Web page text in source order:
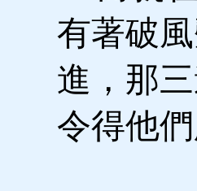
有著破
進，那
令得他